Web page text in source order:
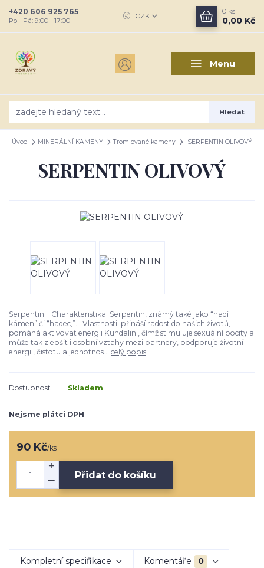
Menu
CZK
Hledat
+420 606 925 765
Po - Pá: 9:00 - 17:00
0 ks
0,00 Kč
Úvod MINERÁLNÍ KAMENY Tromlované kameny SERPENTIN OLIVOVÝ
SERPENTIN OLIVOVÝ
Serpentin: Charakteristika: Serpentin, známý také jako “hadí
kámen” či “hadec,”. Vlastnosti: přináší radost do našich životů,
pomáhá aktivovat energii Kundalini, čímž stimuluje sexuální pocity a
může tak zlepšit i osobní vztahy mezi partnery, podporuje životní
energii, čistotu a jednotnos... celý popis
Dostupnost Skladem
Nejsme plátci DPH
90 Kč/ks
Přidat do košíku
Kompletní specifikace Komentáře 0